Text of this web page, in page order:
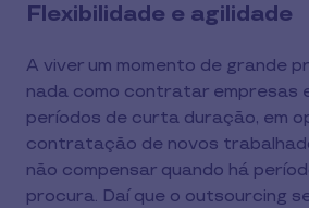
Flexibilidade e agilidade
A viver um momento de grande
nada como contratar empresas
períodos de curta duração, em
contratação de novos
não compensar quando há
procura. Daí que o outsourcing